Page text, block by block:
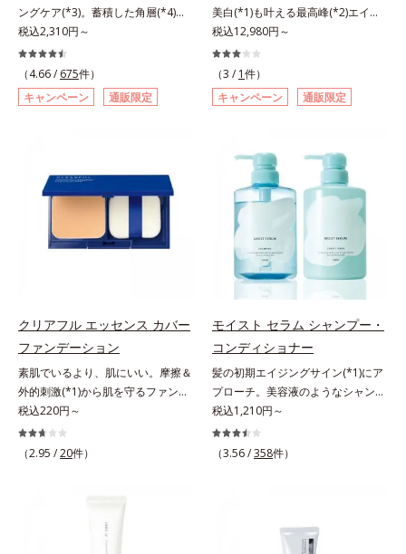
で、手軽においしくたんぱく質を摂
れます。*1 1杯分（約27g）当り。
コラーゲン含む。*2 ビタミンB1、
B2、B6、B12、ナイアシン、パン
トテン酸各商品の詳しい情報は商品
ページをご覧ください。・BEAUTY
ラ肌が長時間続きます。パウダータ
イプながら、SPF50+・PA++++。パ
ウダーならではの軽いつけごこち
で、日焼け止めが苦手な方にもおす
すめです。水や汗に強いスーパーウ
ォータープルーフ(*4)だから、レジ
合＝セミマット肌を叶える球状と板
状の粉体*2 シリカ6種類、セルロー
ス*3 シリカ配合＝皮脂を吸着する
粉体*4 化粧持ち性能
ングケア(*3)。蓄積した角層(*4)を
絡めとりくすみ(*5)を晴らす高密着
マイルドピーリング(*6)洗顔料。ハ
リも透明感(*7)も結果主義。年齢サ
イン(*8)の因子に着目した肌科学エ
イジングケア(*3)シリーズ。オルビ
原因に着目。加齢とともに現れる年
齢サインについて研究を進めたとこ
ろ、弾力感のない状態である「ハリ
のなさ」や、くすみ(*5)などが現れ
美容成分(*9)として「G.D.F.アクテ
ィベーター(*10)」を配合。そし
て、従来から配合している美白(*1)
有効成分「トラネキサム酸」を配合
しました。さらに、シリーズ共通の
美容成分「GLルートブースター
(*11)」を配合することで、肌のふ
アが叶うシリーズに。3ステップで
上向き(*12)のハリと透明感を。効
果的なシナジー設計で、あなたのエ
税込2,310円～
（4.66 / 675件）
キャンペーン
通販限定
美白(*1)も叶える最高峰(*2)エイジ
ングケア(*3)。ハリも透明感(*4)も
結果主義。年齢サイン(*5)の因子に
着目した肌科学エイジングケア(*3)
シリーズ。オルビスユー ドットシ
リーズは、年齢による肌悩み一つ一
とともに現れる年齢サイン(*5)につ
いて研究を進めたところ、弾力感の
ない状態である「ハリのなさ」や、
くすみ(*6)などが現れている状態で
ある「透明感のなさ」が現れること
で大人の肌印象に大きな影響を与え
ていることが分かりました。そこで
オルビスユー ドットシリーズは美
容成分(*7)として「G.D.F.アクティ
ベーター(*8)」を配合。そして、従
来から配合している美白有効成分
「トラネキサム酸」を配合しまし
た。さらに、シリーズ共通の美容成
分(*7)「GLルートブースター(*9)」
を配合することで、肌のふっくら感
や透明感を叶えます。美白ケアしな
シナジー設計で、あなたのエイジン
グケアを応援します。*1 メラニン
税込12,980円～
（3 / 1件）
キャンペーン
通販限定
クリアフル エッセンス カバー
ファンデーション
素肌でいるより、肌にいい。摩擦＆
外的刺激(*1)から肌を守るファンデ
ーション。肌荒れやニキビがある
と、ファンデーションを塗っていい
か悩むもの。とはいえ、素肌のまま
れしやすい、ニキビができやすい人
こそ、肌負担が少ない低刺激設計の
ファンデーションで守るのがベス
税込220円～
（2.95 /20件）
モイスト セラム シャンプー・
コンディショナー
髪の初期エイジングサイン(*1)にア
プローチ。美容液のようなシャンプ
ー＆コンディショナーで触れていた
くなるうるツヤ髪へ。「髪のうねり
が気になる」「乾燥してパサつく」
トセラムシリーズ。まるでスキンケ
アアイテムのように美容液成分(*2)
税込1,210円～
（3.56 /358件）